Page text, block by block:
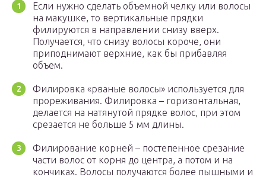
Если нужно сделать объемной челку или волосы
на макушке, то вертикальные прядки
филируются в направлении снизу вверх.
Получается, что снизу волосы короче, они
приподнимают верхние, как бы прибавляя
объем.
Филировка «рваные волосы» используется для
прореживания. Филировка – горизонтальная,
делается на натянутой прядке волос, при этом
срезается не больше 5 мм длины.
Филирование корней – постепенное срезание
части волос от корня до центра, а потом и на
кончиках. Волосы получаются более пышными и